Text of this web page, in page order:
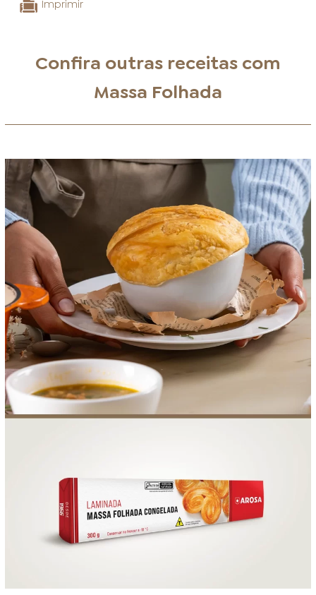
Imprimir
Confira outras receitas com
Massa Folhada